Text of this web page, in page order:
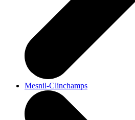
Mesnil-Clinchamps